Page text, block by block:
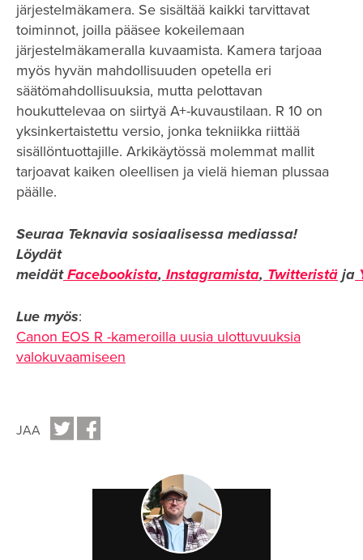
järjestelmäkamera. Se sisältää kaikki tarvittavat
toiminnot, joilla pääsee kokeilemaan
järjestelmäkameralla kuvaamista. Kamera tarjoaa
myös hyvän mahdollisuuden opetella eri
säätömahdollisuuksia, mutta pelottavan
houkuttelevaa on siirtyä A+-kuvaustilaan. R 10 on
yksinkertaistettu versio, jonka tekniikka riittää
sisällöntuottajille. Arkikäytössä molemmat mallit
tarjoavat kaiken oleellisen ja vielä hieman plussaa
päälle.
Seuraa Teknavia sosiaalisessa mediassa!
Löydät
meidätFacebookista, Instagramista, Twitteristä ja
Lue myös:
Canon EOS R -kameroilla uusia ulottuvuuksia
valokuvaamiseen
JAA